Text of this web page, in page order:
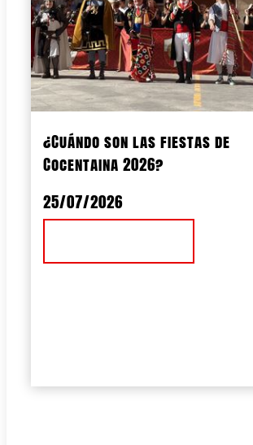
¿Cuándo son las fiestas de
Cocentaina 2026?
25/07/2026